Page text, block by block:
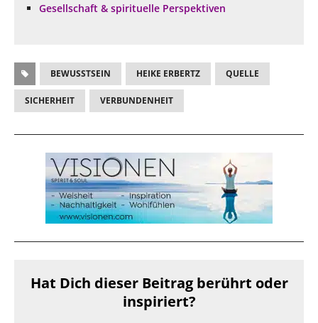
Gesellschaft & spirituelle Perspektiven
BEWUSSTSEIN HEIKE ERBERTZ QUELLE
SICHERHEIT VERBUNDENHEIT
Hat Dich dieser Beitrag berührt oder
inspiriert?